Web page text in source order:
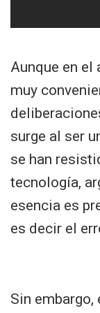
Aunque en
muy
surge al ser
se han
tecnología,
esencia es
es decir el
Sin embargo,